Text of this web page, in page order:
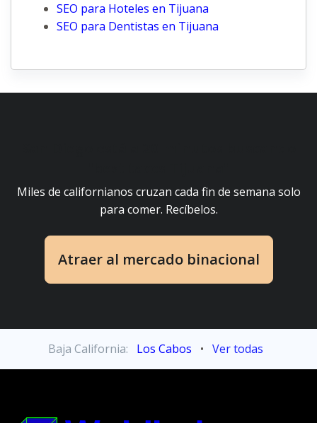
SEO para Hoteles en Tijuana
SEO para Dentistas en Tijuana
Miles de californianos cruzan cada fin de semana solo
para comer. Recíbelos.
Atraer al mercado binacional
Baja California: Los Cabos • Ver todas